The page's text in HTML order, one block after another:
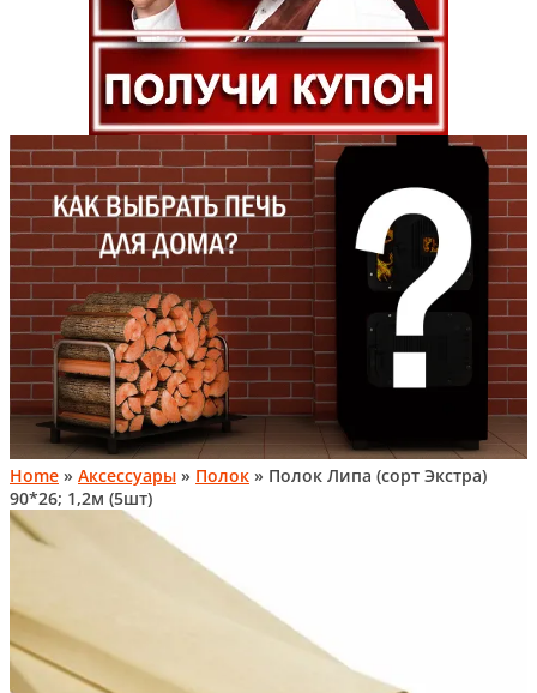
Home » Аксессуары » Полок » Полок Липа (сорт Экстра)
90*26; 1,2м (5шт)